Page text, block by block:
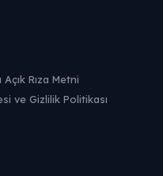
Rıza Metni
ve Gizlilik Politikası